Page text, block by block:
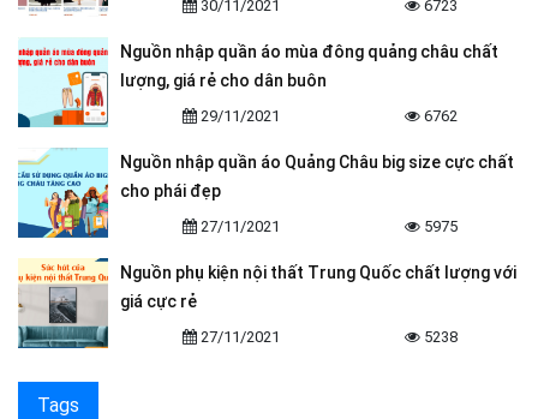
30/11/2021 6723
Nguồn nhập quần áo mùa đông quảng châu chất
lượng, giá rẻ cho dân buôn
29/11/2021 6762
Nguồn nhập quần áo Quảng Châu big size cực chất
cho phái đẹp
27/11/2021 5975
Nguồn phụ kiện nội thất Trung Quốc chất lượng với
giá cực rẻ
27/11/2021 5238
Tags